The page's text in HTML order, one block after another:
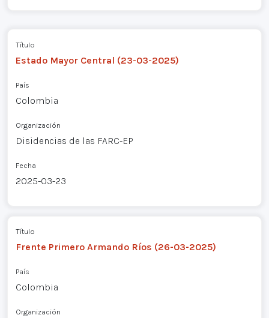
Título
Estado Mayor Central (23-03-2025)
País
Colombia
Organización
Disidencias de las FARC-EP
Fecha
2025-03-23
Título
Frente Primero Armando Ríos (26-03-2025)
País
Colombia
Organización